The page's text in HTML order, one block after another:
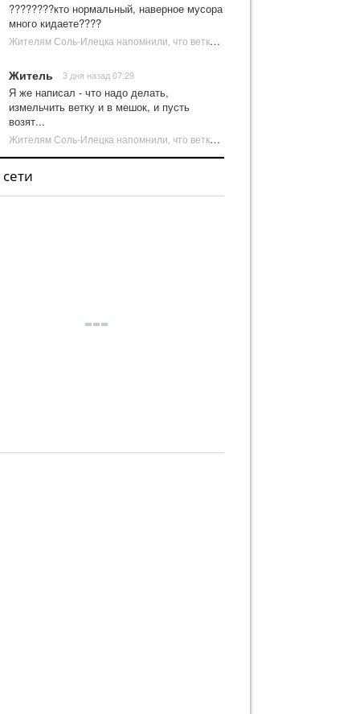
????????кто нормальный, наверное мусора
много кидаете????
Жителям Соль-Илецка напомнили, что ветки от деревьев нельзя оставлять на площадках ТКО | Новости Соль-Илецка
Житель 3 дня назад 07:29
Я же написал - что надо делать,
измельчить ветку и в мешок, и пусть
возят...
Жителям Соль-Илецка напомнили, что ветки от деревьев нельзя оставлять на площадках ТКО | Новости Соль-Илецка